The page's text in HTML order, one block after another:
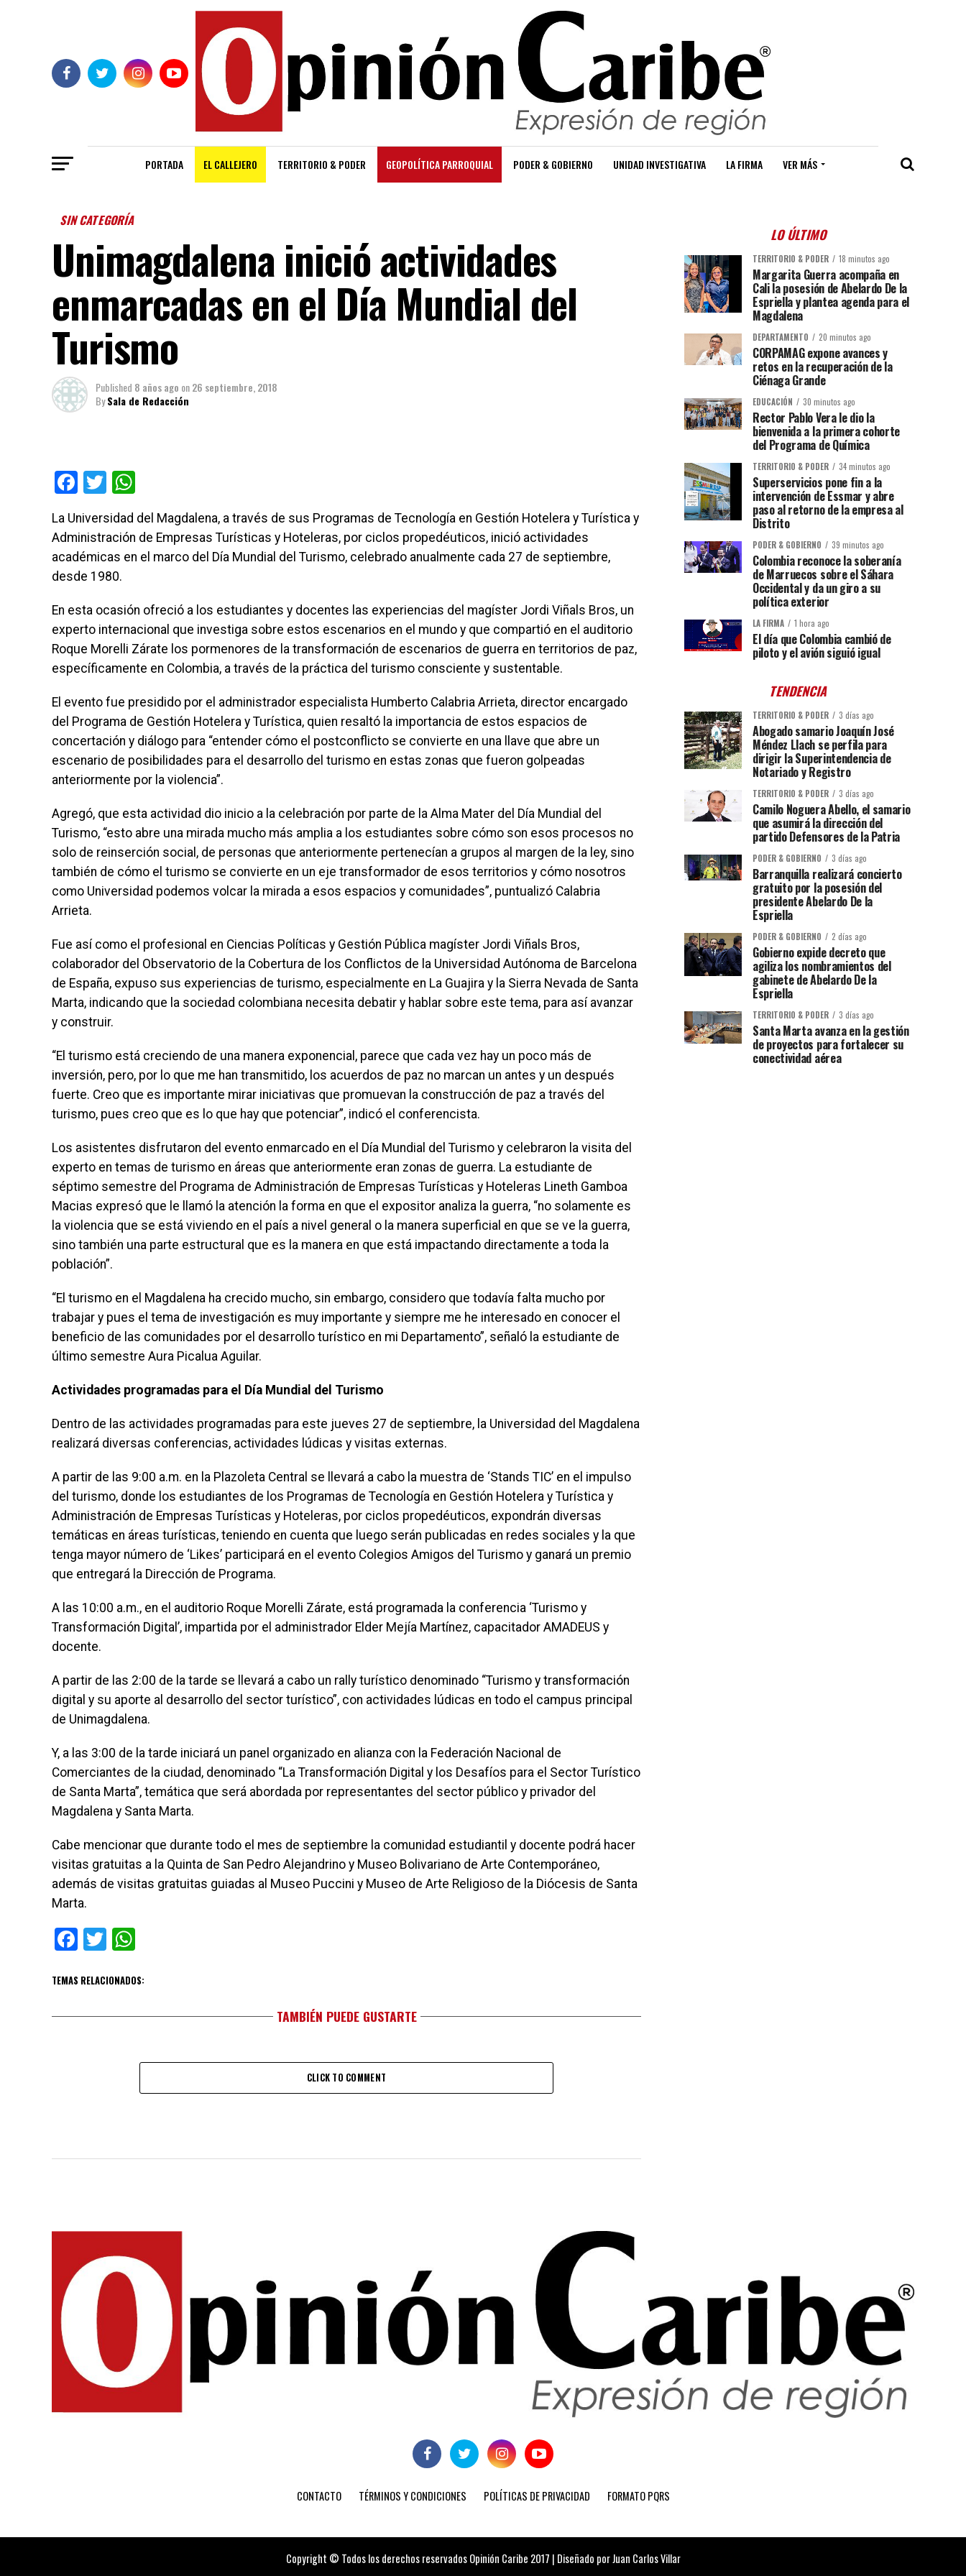
PORTADA EL CALLEJERO TERRITORIO & PODER GEOPOLÍTICA PARROQUIAL PODER & GOBIERNO UNIDAD INVESTIGATIVA LA FIRMA VER MÁS
SIN CATEGORÍA
Unimagdalena inició actividades
enmarcadas en el Día Mundial del
Turismo
Published 8 años ago on26 septiembre, 2018
BySala de Redacción
Facebook
Twitter
La Universidad del Magdalena, a través de sus Programas de Tecnología en Gestión Hotelera y Turística y
Administración de Empresas Turísticas y Hoteleras, por ciclos propedéuticos, inició actividades
académicas en el marco del Día Mundial del Turismo, celebrado anualmente cada 27 de septiembre,
desde 1980.
En esta ocasión ofreció a los estudiantes y docentes las experiencias del magíster Jordi Viñals Bros, un
experto internacional que investiga sobre estos escenarios en el mundo y que compartió en el auditorio
Roque Morelli Zárate los pormenores de la transformación de escenarios de guerra en territorios de paz,
específicamente en Colombia, a través de la práctica del turismo consciente y sustentable.
El evento fue presidido por el administrador especialista Humberto Calabria Arrieta, director encargado
del Programa de Gestión Hotelera y Turística, quien resaltó la importancia de estos espacios de
concertación y diálogo para “entender cómo el postconflicto se convierte en una llave que abre un
escenario de posibilidades para el desarrollo del turismo en estas zonas que fueron golpeadas
anteriormente por la violencia”.
Agregó, que esta actividad dio inicio a la celebración por parte de la Alma Mater del Día Mundial del
Turismo, “esto abre una mirada mucho más amplia a los estudiantes sobre cómo son esos procesos no
solo de reinserción social, de personas que anteriormente pertenecían a grupos al margen de la ley, sino
también de cómo el turismo se convierte en un eje transformador de esos territorios y cómo nosotros
como Universidad podemos volcar la mirada a esos espacios y comunidades”, puntualizó Calabria
Arrieta.
Fue así como el profesional en Ciencias Políticas y Gestión Pública magíster Jordi Viñals Bros,
colaborador del Observatorio de la Cobertura de los Conflictos de la Universidad Autónoma de Barcelona
de España, expuso sus experiencias de turismo, especialmente en La Guajira y la Sierra Nevada de Santa
Marta, indicando que la sociedad colombiana necesita debatir y hablar sobre este tema, para así avanzar
y construir.
“El turismo está creciendo de una manera exponencial, parece que cada vez hay un poco más de
inversión, pero, por lo que me han transmitido, los acuerdos de paz no marcan un antes y un después
fuerte. Creo que es importante mirar iniciativas que promuevan la construcción de paz a través del
turismo, pues creo que es lo que hay que potenciar”, indicó el conferencista.
Los asistentes disfrutaron del evento enmarcado en el Día Mundial del Turismo y celebraron la visita del
experto en temas de turismo en áreas que anteriormente eran zonas de guerra. La estudiante de
séptimo semestre del Programa de Administración de Empresas Turísticas y Hoteleras Lineth Gamboa
Macias expresó que le llamó la atención la forma en que el expositor analiza la guerra, “no solamente es
la violencia que se está viviendo en el país a nivel general o la manera superficial en que se ve la guerra,
sino también una parte estructural que es la manera en que está impactando directamente a toda la
población”.
“El turismo en el Magdalena ha crecido mucho, sin embargo, considero que todavía falta mucho por
trabajar y pues el tema de investigación es muy importante y siempre me he interesado en conocer el
beneficio de las comunidades por el desarrollo turístico en mi Departamento”, señaló la estudiante de
último semestre Aura Picalua Aguilar.
Actividades programadas para el Día Mundial del Turismo
Dentro de las actividades programadas para este jueves 27 de septiembre, la Universidad del Magdalena
realizará diversas conferencias, actividades lúdicas y visitas externas.
A partir de las 9:00 a.m. en la Plazoleta Central se llevará a cabo la muestra de ‘Stands TIC’ en el impulso
del turismo, donde los estudiantes de los Programas de Tecnología en Gestión Hotelera y Turística y
Administración de Empresas Turísticas y Hoteleras, por ciclos propedéuticos, expondrán diversas
temáticas en áreas turísticas, teniendo en cuenta que luego serán publicadas en redes sociales y la que
tenga mayor número de ‘Likes’ participará en el evento Colegios Amigos del Turismo y ganará un premio
que entregará la Dirección de Programa.
A las 10:00 a.m., en el auditorio Roque Morelli Zárate, está programada la conferencia ‘Turismo y
Transformación Digital’, impartida por el administrador Elder Mejía Martínez, capacitador AMADEUS y
docente.
A partir de las 2:00 de la tarde se llevará a cabo un rally turístico denominado “Turismo y transformación
digital y su aporte al desarrollo del sector turístico”, con actividades lúdicas en todo el campus principal
de Unimagdalena.
Y, a las 3:00 de la tarde iniciará un panel organizado en alianza con la Federación Nacional de
Comerciantes de la ciudad, denominado “La Transformación Digital y los Desafíos para el Sector Turístico
de Santa Marta”, temática que será abordada por representantes del sector público y privador del
Magdalena y Santa Marta.
Cabe mencionar que durante todo el mes de septiembre la comunidad estudiantil y docente podrá hacer
visitas gratuitas a la Quinta de San Pedro Alejandrino y Museo Bolivariano de Arte Contemporáneo,
además de visitas gratuitas guiadas al Museo Puccini y Museo de Arte Religioso de la Diócesis de Santa
Marta.
Facebook
Twitter
TEMAS RELACIONADOS:
TAMBIÉN PUEDE GUSTARTE
CLICK TO COMMENT
LO ÚLTIMO
TERRITORIO & PODER 18 minutos ago
Margarita Guerra acompaña en
Cali la posesión de Abelardo De la
Espriella y plantea agenda para el
Magdalena
DEPARTAMENTO 20 minutos ago
CORPAMAG expone avances y
retos en la recuperación de la
Ciénaga Grande
EDUCACIÓN 30 minutos ago
Rector Pablo Vera le dio la
bienvenida a la primera cohorte
del Programa de Química
TERRITORIO & PODER 34 minutos ago
Superservicios pone fin a la
intervención de Essmar y abre
paso al retorno de la empresa al
Distrito
PODER & GOBIERNO 39 minutos ago
Colombia reconoce la soberanía
de Marruecos sobre el Sáhara
Occidental y da un giro a su
política exterior
LA FIRMA 1 hora ago
El día que Colombia cambió de
piloto y el avión siguió igual
TENDENCIA
TERRITORIO & PODER 3 días ago
Abogado samario Joaquín José
Méndez Llach se perfila para
dirigir la Superintendencia de
Notariado y Registro
TERRITORIO & PODER 3 días ago
Camilo Noguera Abello, el samario
que asumirá la dirección del
partido Defensores de la Patria
PODER & GOBIERNO 3 días ago
Barranquilla realizará concierto
gratuito por la posesión del
presidente Abelardo De la
Espriella
PODER & GOBIERNO 2 días ago
Gobierno expide decreto que
agiliza los nombramientos del
gabinete de Abelardo De la
Espriella
TERRITORIO & PODER 3 días ago
Santa Marta avanza en la gestión
de proyectos para fortalecer su
conectividad aérea
CONTACTO TÉRMINOS Y CONDICIONES POLÍTICAS DE PRIVACIDAD FORMATO PQRS
Copyright © Todos los derechos reservados Opinión Caribe 2017 | Diseñado por Juan Carlos Villar